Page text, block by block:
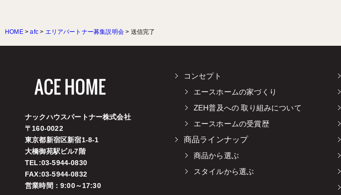
HOME>afc> エリアパートナー募集説明会 > 送信完了
ナックハウスパートナー株式会社
〒160-0022
東京都新宿区新宿1-8-1
大橋御苑駅ビル7階
TEL:03-5944-0830
FAX:03-5944-0832
営業時間：9:00～17:30
コンセプト
エースホームの家づくり
ZEH普及への 取り組みについて
エースホームの受賞歴
商品ラインナップ
商品から選ぶ
スタイルから選ぶ